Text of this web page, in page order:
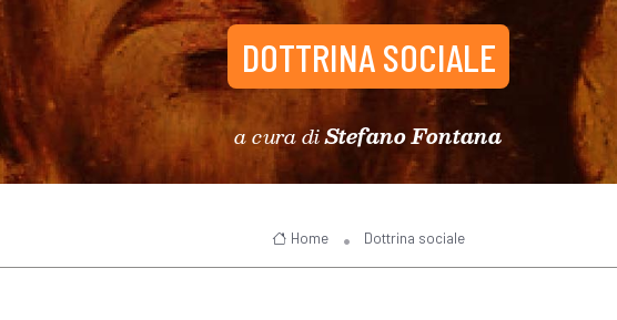
DOTTRINA SOCIALE
a cura diStefano Fontana
Home Dottrina sociale